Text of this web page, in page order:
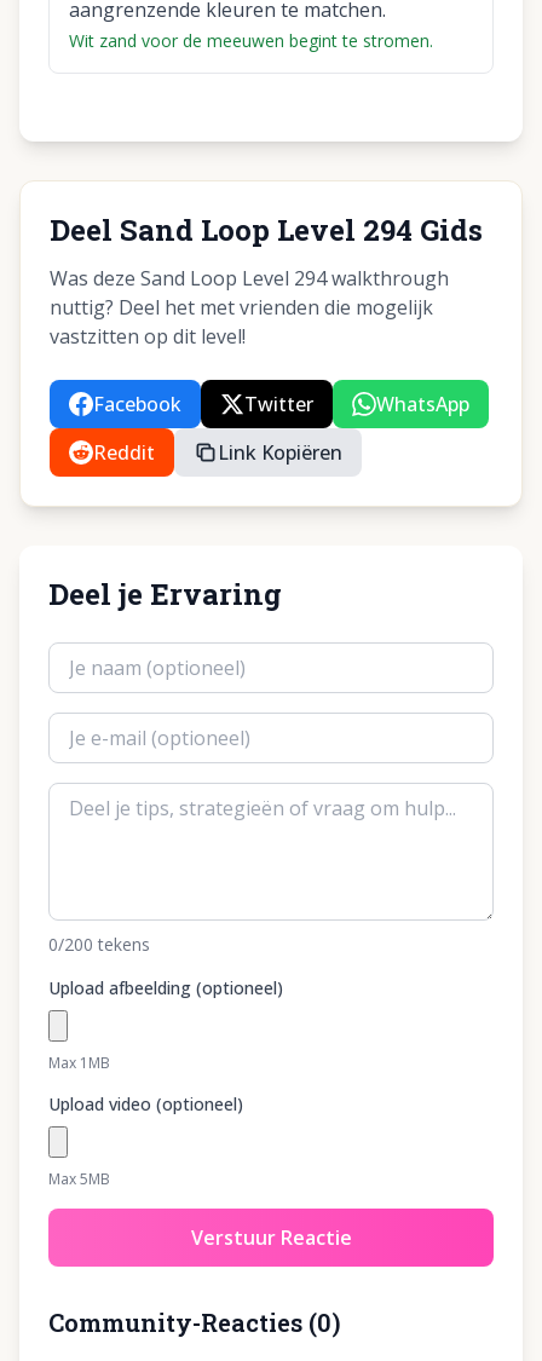
aangrenzende kleuren te matchen.
Wit zand voor de meeuwen begint te stromen.
Deel Sand Loop Level 294 Gids
Was deze Sand Loop Level 294 walkthrough
nuttig? Deel het met vrienden die mogelijk
vastzitten op dit level!
Facebook Twitter
WhatsApp
Reddit
Link Kopiëren
Deel je Ervaring
0/200 tekens
Upload afbeelding (optioneel)
Max 1MB
Upload video (optioneel)
Max 5MB
Verstuur Reactie
Community-Reacties (0)